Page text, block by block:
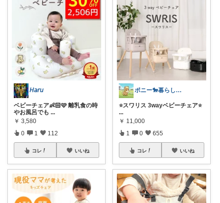
𝘏𝘢𝘳𝘶
ベビーチェア👶🏻🩷 離乳食の時
やお風呂でも ...
￥ 3,580
0 1 112
コレ いいね
ポニー🐎暮らし快適を目指すパパ
⭐️スワリス 3wayベビーチェア⭐️
...
￥ 11,000
1 0 655
コレ いいね